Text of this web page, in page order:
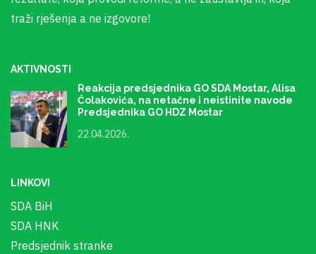
traži rješenja a ne izgovore!
AKTIVNOSTI
Reakcija predsjednika GO SDA Mostar, Alisa
Čolakovića, na netačne i neistinite navode
Predsjednika GO HDZ Mostar
22.04.2026.
LINKOVI
SDA BiH
SDA HNK
Predsjednik stranke